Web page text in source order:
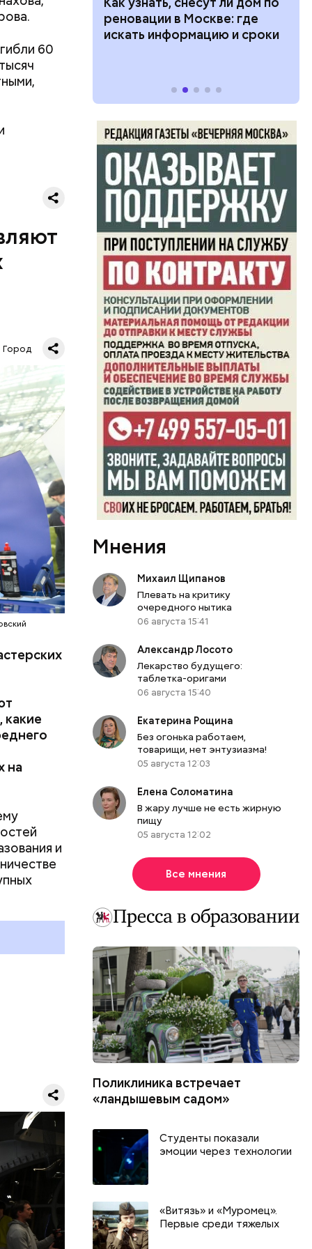
60
Город
какие
на
и
времени,
семь
она.
—
в
и
не
при
нужны
реновации в Москве: где
искать информацию и сроки
Мнения
Михаил Щипанов
Плевать на критику
очередного нытика
06 августа 15:41
Александр Лосото
Лекарство будущего:
таблетка-оригами
06 августа 15:40
Екатерина Рощина
Без огонька работаем,
товарищи, нет энтузиазма!
05 августа 12:03
Елена Соломатина
В жару лучше не есть жирную
пищу
05 августа 12:02
Все мнения
Поликлиника встречает
«ландышевым садом»
Студенты показали
эмоции через технологии
«Витязь» и «Муромец».
Первые среди тяжелых